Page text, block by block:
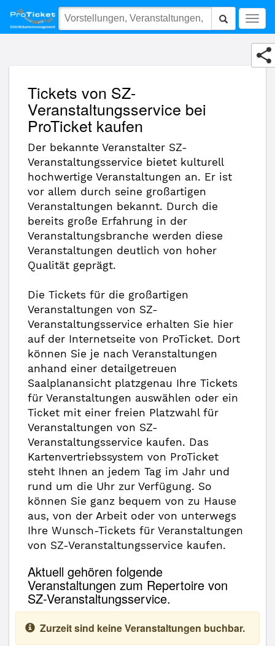
SZ-Veranstaltungsservice
Tickets von SZ-
Veranstaltungsservice bei
ProTicket kaufen
Der bekannte Veranstalter SZ-
Veranstaltungsservice bietet kulturell
hochwertige Veranstaltungen an. Er ist
vor allem durch seine großartigen
Veranstaltungen bekannt. Durch die
bereits große Erfahrung in der
Veranstaltungsbranche werden diese
Veranstaltungen deutlich von hoher
Qualität geprägt.
Die Tickets für die großartigen
Veranstaltungen von SZ-
Veranstaltungsservice erhalten Sie hier
auf der Internetseite von ProTicket. Dort
können Sie je nach Veranstaltungen
anhand einer detailgetreuen
Saalplanansicht platzgenau Ihre Tickets
für Veranstaltungen auswählen oder ein
Ticket mit einer freien Platzwahl für
Veranstaltungen von SZ-
Veranstaltungsservice kaufen. Das
Kartenvertriebssystem von ProTicket
steht Ihnen an jedem Tag im Jahr und
rund um die Uhr zur Verfügung. So
können Sie ganz bequem von zu Hause
aus, von der Arbeit oder von unterwegs
Ihre Wunsch-Tickets für Veranstaltungen
von SZ-Veranstaltungsservice kaufen.
Aktuell gehören folgende
Veranstaltungen zum Repertoire von
SZ-Veranstaltungsservice.
Zurzeit sind keine Veranstaltungen buchbar.